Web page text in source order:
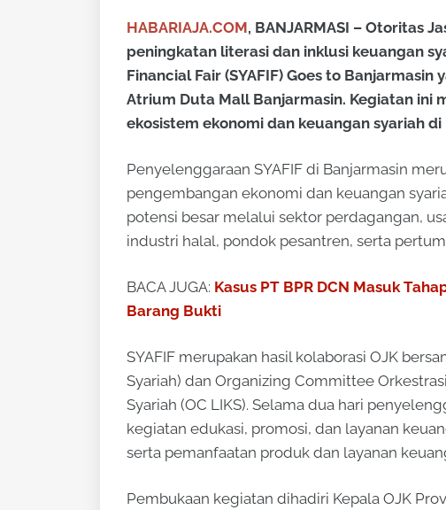
HABARIAJA.COM, BANJARMASI – Otoritas
peningkatan literasi dan inklusi keuangan
Financial Fair (SYAFIF) Goes to
Atrium Duta Mall Banjarmasin. Kegiatan ini
ekosistem ekonomi dan keuangan syariah
Penyelenggaraan SYAFIF di Banjarmasin
pengembangan ekonomi dan keuangan
potensi besar melalui sektor perdagangan,
industri halal, pondok pesantren, serta
BACA JUGA: Kasus PT BPR DCN Masuk
Barang Bukti
SYAFIF merupakan hasil kolaborasi OJK
Syariah) dan Organizing Committee
Syariah (OC LIKS). Selama dua hari
kegiatan edukasi, promosi, dan layanan
serta pemanfaatan produk dan layanan
Pembukaan kegiatan dihadiri Kepala OJK